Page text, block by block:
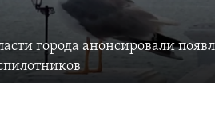
города анонсировали